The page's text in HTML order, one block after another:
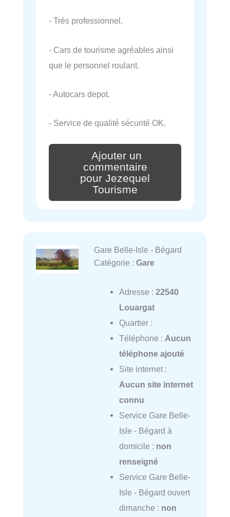
- Très professionnel.
- Cars de tourisme agréables ainsi
que le personnel roulant.
- Autocars depot.
- Service de qualité sécurité OK.
Ajouter un
commentaire
pour Jezequel
Tourisme
Gare Belle-Isle - Bégard
Catégorie : Gare
Adresse : 22540
Louargat
Quartier :
Téléphone : Aucun
téléphone ajouté
Site internet :
Aucun site internet
connu
Service Gare Belle-
Isle - Bégard à
domicile : non
renseigné
Service Gare Belle-
Isle - Bégard ouvert
dimanche : non